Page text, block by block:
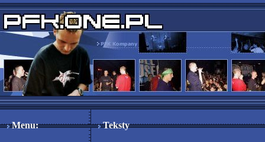
Menu: Teksty